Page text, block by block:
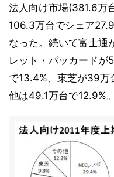
法人向け市場(381.6万
106.3万台でシェア
なった。続いて富士通
レット・パッカードが
で13.4%、東芝が39万
他は49.1万台で12.9%。